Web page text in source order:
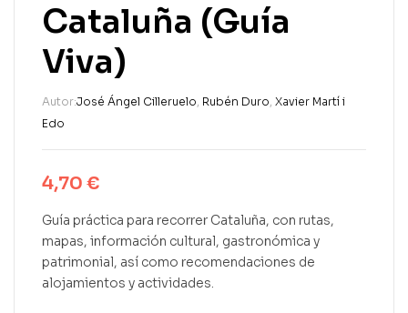
Cataluña (Guía
Viva)
Autor:José Ángel Cilleruelo, Rubén Duro, Xavier Martí i
Edo
4,70 €
Guía práctica para recorrer Cataluña, con rutas,
mapas, información cultural, gastronómica y
patrimonial, así como recomendaciones de
alojamientos y actividades.